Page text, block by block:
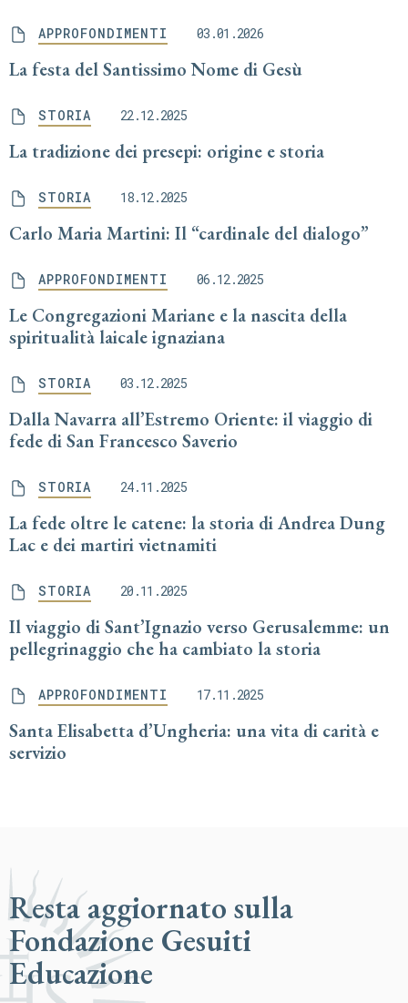
APPROFONDIMENTI 03.01.2026
La festa del Santissimo Nome di Gesù
STORIA 22.12.2025
La tradizione dei presepi: origine e storia
STORIA 18.12.2025
Carlo Maria Martini: Il “cardinale del dialogo”
APPROFONDIMENTI 06.12.2025
Le Congregazioni Mariane e la nascita della
spiritualità laicale ignaziana
STORIA 03.12.2025
Dalla Navarra all’Estremo Oriente: il viaggio di
fede di San Francesco Saverio
STORIA 24.11.2025
La fede oltre le catene: la storia di Andrea Dung
Lac e dei martiri vietnamiti
STORIA 20.11.2025
Il viaggio di Sant’Ignazio verso Gerusalemme: un
pellegrinaggio che ha cambiato la storia
APPROFONDIMENTI 17.11.2025
Santa Elisabetta d’Ungheria: una vita di carità e
servizio
Resta aggiornato sulla
Fondazione Gesuiti
Educazione